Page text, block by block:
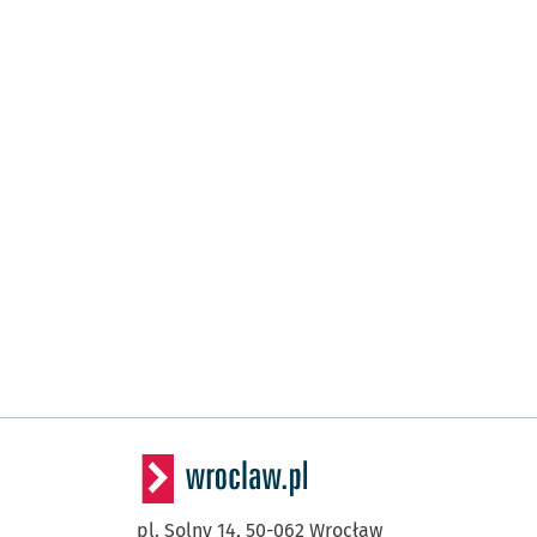
pl. Solny 14, 50-062 Wrocław